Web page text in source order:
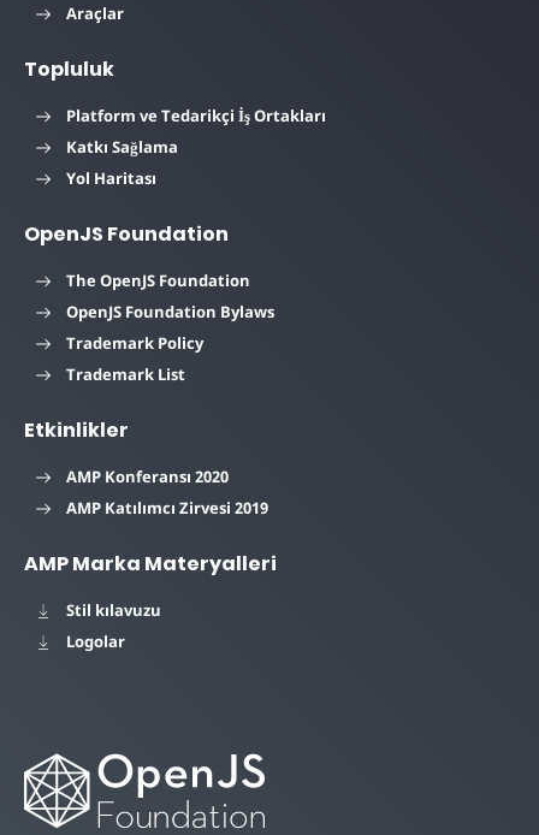
Araçlar
Topluluk
Platform ve Tedarikçi İş Ortakları
Katkı Sağlama
Yol Haritası
OpenJS Foundation
The OpenJS Foundation
OpenJS Foundation Bylaws
Trademark Policy
Trademark List
Etkinlikler
AMP Konferansı 2020
AMP Katılımcı Zirvesi 2019
AMP Marka Materyalleri
Stil kılavuzu
Logolar